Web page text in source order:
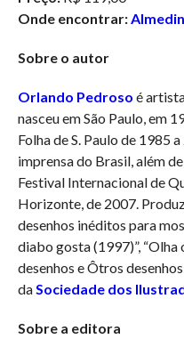
Onde encontrar:
Sobre o autor
Orlando Pedroso é
nasceu em São Paulo, em
Folha de S. Paulo de 1985
imprensa do Brasil, além
Festival Internacional de
Horizonte, de 2007.
desenhos inéditos para
diabo gosta (1997)”, “Olha
desenhos e Ôtros
da Sociedade dos
Sobre a editora